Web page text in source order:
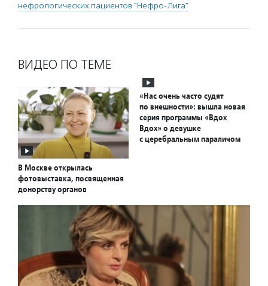
нефрологических пациентов "Нефро-Лига"
ВИДЕО ПО ТЕМЕ
В Москве открылась
фотовыставка, посвященная
донорству органов
«Нас очень часто судят
по внешности»: вышла новая
серия программы «Вдох
Вдох» о девушке
с церебральным параличом